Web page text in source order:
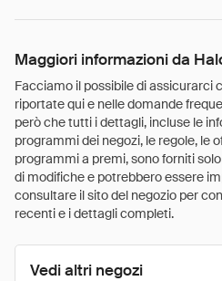
Maggiori informazioni da
Facciamo il possibile di assicurarci
riportate qui e nelle domande
però che tutti i dettagli, incluse le
programmi dei negozi, le regole, le
programmi a premi, sono forniti
di modifiche e potrebbero essere
consultare il sito del negozio per
recenti e i dettagli completi.
Vedi altri negozi